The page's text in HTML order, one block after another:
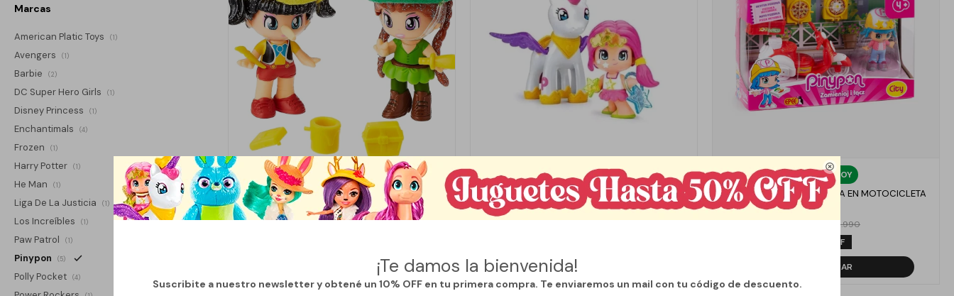

¡Te damos la bienvenida!
Suscribite a nuestro newsletter y obtené un 10% OFF en tu primera compra. Te enviaremos un mail con tu código de descuento.
LlegaHOY
PINYPON SET PINOCHO Y ROBIN HOOD
985
LlegaHOY
PINYPON HADA Y UNICORNIO
995
LlegaHOY
PINYPON REPARTO DE PIZZA EN MOTOCICLETA
995
1.990
Marcas
American Platic Toys (1)
Avengers (1)
Barbie (2)
DC Super Hero Girls (1)
Disney Princess (1)
Enchantimals (4)
Frozen (1)
Harry Potter (1)
He Man (1)
Liga De La Justicia (1)
Los Increíbles (1)
Paw Patrol (1)
Pinypon (5)
Polly Pocket (4)